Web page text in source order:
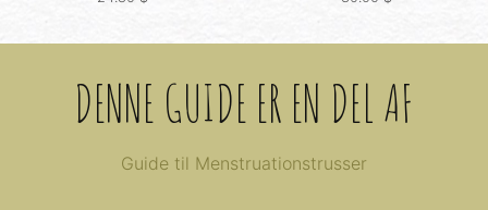
DENNE GUIDE ER EN DEL AF
Guide til Menstruationstrusser